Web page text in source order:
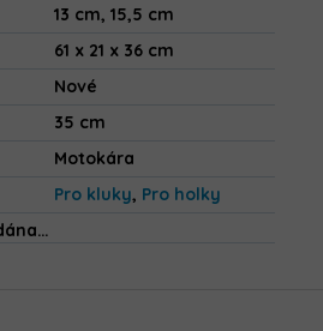
13 cm, 15,5 cm
61 x 21 x 36 cm
Nové
35 cm
Motokára
Pro kluky, Pro holky